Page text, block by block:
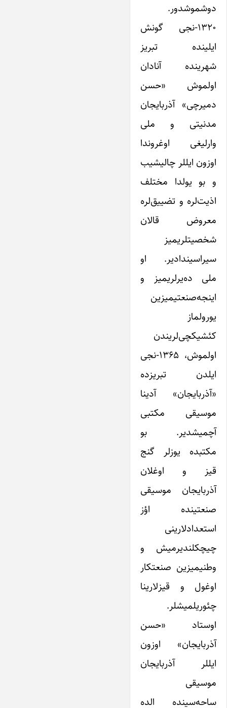
دوشموشدور.
۱۳۲۰-نجی گونش
ایلینده تبریز
شهرینده آنادان
اولموش «حسن
دمیرچی» آذربایجان
مدنیتی و ملی
وارلیغی اوغروندا
اوزون ایللر چالیشیب
و بو یولدا مختلف
اذیت‌لره و تضییق‌لره
معروض قالان
شخصیتلریمیز
سیراسیندادیر. او
ملی ده‌یرلریمیز و
اینجه‌صنعتیمیزین
یورولماز
کئشیکچی‌لریندن
اولموش، ۱۳۶۵-نجی
ایلدن تبریزده
«آذربایجان» آدینا
موسیقی مکتبی
آچمیشدیر. بو
مکتبده یوزلر گنج
قیز و اوغلان
آذربایجان موسیقی
صنعتینده اؤز
استعدادلارینی
چیچکلندیرمیش و
وطنیمیزین صنعتکار
اوغول و قیزلارینا
چئوریلمیشلر.
اوستاد «حسن
آذربایجان» اوزون
ایللر آذربایجان
موسیقی
ساحه‌سینده الده